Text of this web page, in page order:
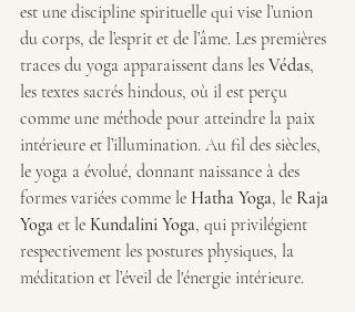
est une discipline spirituelle qui vise l’union
du corps, de l’esprit et de l’âme. Les premières
traces du yoga apparaissent dans les Védas,
les textes sacrés hindous, où il est perçu
comme une méthode pour atteindre la paix
intérieure et l’illumination. Au fil des siècles,
le yoga a évolué, donnant naissance à des
formes variées comme le Hatha Yoga, le Raja
Yoga et le Kundalini Yoga, qui privilégient
respectivement les postures physiques, la
méditation et l’éveil de l'énergie intérieure.